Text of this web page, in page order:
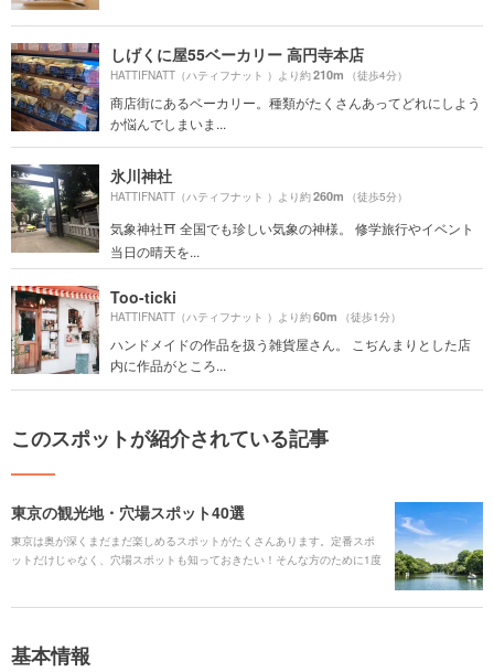
しげくに屋55ベーカリー 高円寺本店
HATTIFNATT（ハティフナット ）より約210m （徒歩4分）
商店街にあるベーカリー。種類がたくさんあってどれにしよう
か悩んでしまいま...
氷川神社
HATTIFNATT（ハティフナット ）より約260m （徒歩5分）
気象神社⛩ 全国でも珍しい気象の神様。 修学旅行やイベント
当日の晴天を...
Too-ticki
HATTIFNATT（ハティフナット ）より約60m （徒歩1分）
ハンドメイドの作品を扱う雑貨屋さん。 こぢんまりとした店
内に作品がところ...
このスポットが紹介されている記事
東京の観光地・穴場スポット40選
東京は奥が深くまだまだ楽しめるスポットがたくさんあります。定番スポ
ットだけじゃなく、穴場スポットも知っておきたい！そんな方のために1度
ておでかけしましょう！
基本情報